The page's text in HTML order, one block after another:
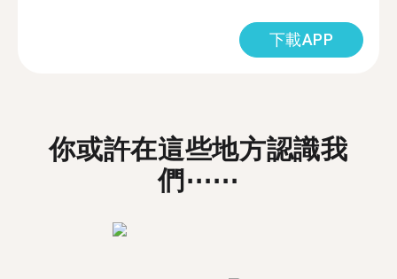
下載APP
你或許在這些地方認識我
們⋯⋯